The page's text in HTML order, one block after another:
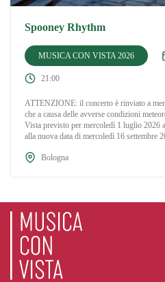
Spooney Rhythm
MUSICA CON VISTA 2026
21:00
ATTENZIONE: il concerto è rinviato a
che a causa delle avverse condizioni
Vista previsto per mercoledì 1 luglio 2026
alla nuova data di mercoledì 16 settembre
Bologna